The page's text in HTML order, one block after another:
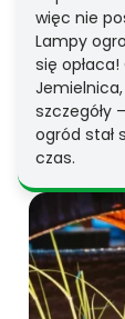
więc nie
Lampy
się
szczegóły
ogród stał
czas.